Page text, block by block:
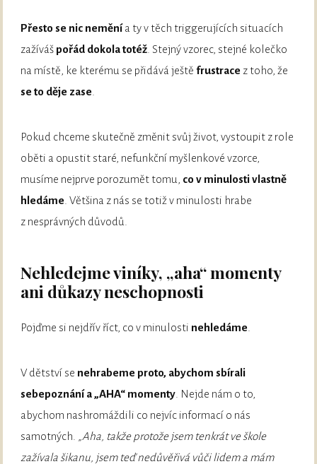
Přesto se nic neměnía ty v těch triggerujících situacích
zažíváš pořád dokola totéž . Stejný vzorec, stejné kolečko
na místě, ke kterému se přidává ještěfrustrace z toho, že
se to děje zase
Pokud chceme skutečně změnit svůj život, vystoupit z role
oběti a opustit staré, nefunkční myšlenkové vzorce,
musíme nejprve porozumět tomu, co v minulosti vlastně
hledáme . Většina z nás se totiž v minulosti hrabe
z nesprávných důvodů.
Nehledejme viníky, „aha“ momenty
ani důkazy neschopnosti
Pojďme si nejdřív říct, co v minulosti nehledáme
V dětství se nehrabeme proto, abychom sbírali
sebepoznání a „AHA“ momenty . Nejde nám o to,
abychom nashromáždili co nejvíc informací o nás
samotných.
„Aha, takže protože jsem tenkrát ve škole
zažívala šikanu, jsem teď nedůvěřivá vůči lidem a mám